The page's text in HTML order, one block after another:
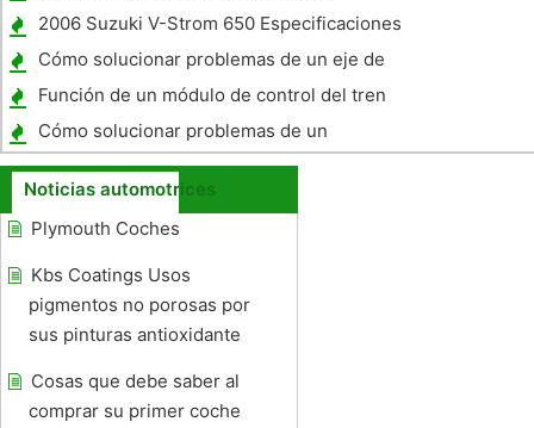
2006 Suzuki V-Strom 650 Especificaciones
Cómo solucionar problemas de un eje de
transmisión Marine
Función de un módulo de control del tren
motriz
Cómo solucionar problemas de un
Chevrolet Lumina PCM
Noticias automotrices
Plymouth Coches
Kbs Coatings Usos
pigmentos no porosas por
sus pinturas antioxidante
Cosas que debe saber al
comprar su primer coche